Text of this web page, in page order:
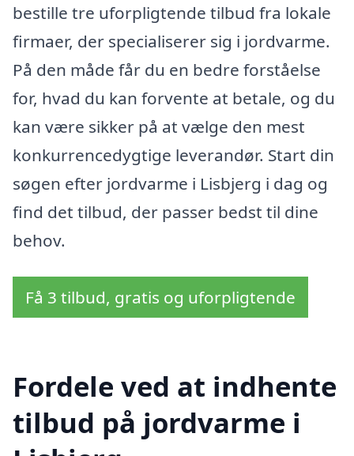
bestille tre uforpligtende tilbud fra lokale
firmaer, der specialiserer sig i jordvarme.
På den måde får du en bedre forståelse
for, hvad du kan forvente at betale, og du
kan være sikker på at vælge den mest
konkurrencedygtige leverandør. Start din
søgen efter jordvarme i Lisbjerg i dag og
find det tilbud, der passer bedst til dine
behov.
Få 3 tilbud, gratis og uforpligtende
Fordele ved at indhente
tilbud på jordvarme i